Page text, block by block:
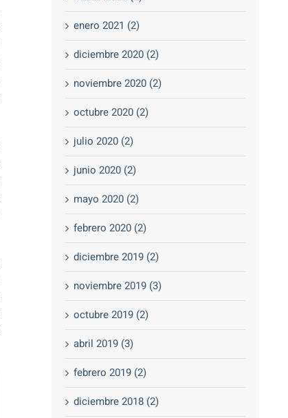
enero 2021 (2)
diciembre 2020 (2)
noviembre 2020 (2)
octubre 2020 (2)
julio 2020 (2)
junio 2020 (2)
mayo 2020 (2)
febrero 2020 (2)
diciembre 2019 (2)
noviembre 2019 (3)
octubre 2019 (2)
abril 2019 (3)
febrero 2019 (2)
diciembre 2018 (2)